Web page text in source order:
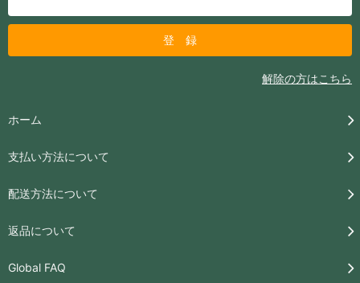
解除の方はこちら
ホーム
支払い方法について
配送方法について
返品について
Global FAQ